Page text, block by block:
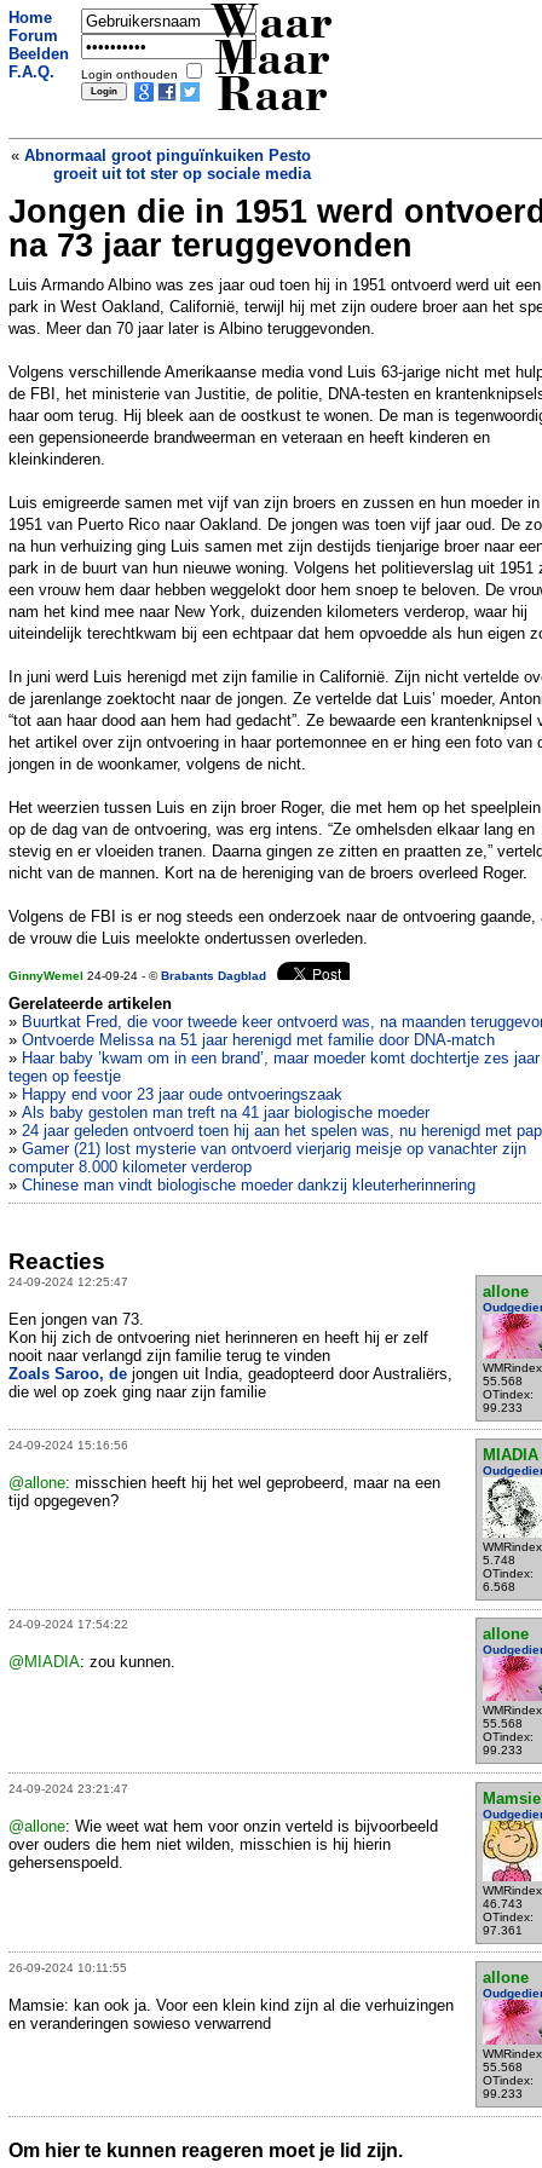
Home
Forum
Beelden
F.A.Q.
Login onthouden
Waar
Maar
Raar
« Abnormaal groot pinguïnkuiken Pesto
groeit uit tot ster op sociale media
Levende muis springt uit
vliegtuigmaaltijd, toestel moet direct
landen»
Jongen die in 1951 werd
na 73 jaar teruggevonden
Luis Armando Albino was zes jaar oud toen hij in 1951 ontvoerd werd uit een
park in West Oakland, Californië, terwijl hij met zijn oudere broer aan het
was. Meer dan 70 jaar later is Albino teruggevonden.
Volgens verschillende Amerikaanse media vond Luis 63-jarige nicht met
de FBI, het ministerie van Justitie, de politie, DNA-testen en
haar oom terug. Hij bleek aan de oostkust te wonen. De man is
een gepensioneerde brandweerman en veteraan en heeft kinderen en
kleinkinderen.
Luis emigreerde samen met vijf van zijn broers en zussen en hun moeder in
1951 van Puerto Rico naar Oakland. De jongen was toen vijf jaar oud. De
na hun verhuizing ging Luis samen met zijn destijds tienjarige broer naar
park in de buurt van hun nieuwe woning. Volgens het politieverslag uit 1951
een vrouw hem daar hebben weggelokt door hem snoep te beloven. De
nam het kind mee naar New York, duizenden kilometers verderop, waar hij
uiteindelijk terechtkwam bij een echtpaar dat hem opvoedde als hun eigen
In juni werd Luis herenigd met zijn familie in Californië. Zijn nicht vertelde
de jarenlange zoektocht naar de jongen. Ze vertelde dat Luis’ moeder,
“tot aan haar dood aan hem had gedacht”. Ze bewaarde een krantenknipsel
het artikel over zijn ontvoering in haar portemonnee en er hing een foto van
jongen in de woonkamer, volgens de nicht.
Het weerzien tussen Luis en zijn broer Roger, die met hem op het
op de dag van de ontvoering, was erg intens. “Ze omhelsden elkaar lang en
stevig en er vloeiden tranen. Daarna gingen ze zitten en praatten ze,”
nicht van de mannen. Kort na de hereniging van de broers overleed Roger.
Volgens de FBI is er nog steeds een onderzoek naar de ontvoering gaande,
de vrouw die Luis meelokte ondertussen overleden.
GinnyWemel 24-09-24 - ©Brabants Dagblad
Gerelateerde artikelen
» Buurtkat Fred, die voor tweede keer ontvoerd was, na maanden
» Ontvoerde Melissa na 51 jaar herenigd met familie door DNA-match
» Haar baby ’kwam om in een brand’, maar moeder komt dochtertje zes
tegen op feestje
» Happy end voor 23 jaar oude ontvoeringszaak
» Als baby gestolen man treft na 41 jaar biologische moeder
» 24 jaar geleden ontvoerd toen hij aan het spelen was, nu herenigd met
» Gamer (21) lost mysterie van ontvoerd vierjarig meisje op vanachter zijn
computer 8.000 kilometer verderop
» Chinese man vindt biologische moeder dankzij kleuterherinnering
Reacties
24-09-2024 12:25:47
allone
55.568
OTindex:
99.233
Een jongen van 73.
Kon hij zich de ontvoering niet herinneren en heeft hij er zelf
nooit naar verlangd zijn familie terug te vinden
Zoals Saroo, de jongen uit India, geadopteerd door Australiërs,
die wel op zoek ging naar zijn familie
24-09-2024 15:16:56
MIADIA
5.748
OTindex:
6.568
@allone: misschien heeft hij het wel geprobeerd, maar na een
tijd opgegeven?
24-09-2024 17:54:22
allone
55.568
OTindex:
99.233
@MIADIA: zou kunnen.
24-09-2024 23:21:47
Mamsie
46.743
OTindex:
97.361
@allone: Wie weet wat hem voor onzin verteld is bijvoorbeeld
over ouders die hem niet wilden, misschien is hij hierin
gehersenspoeld.
26-09-2024 10:11:55
allone
55.568
OTindex:
99.233
Mamsie: kan ook ja. Voor een klein kind zijn al die verhuizingen
en veranderingen sowieso verwarrend
Om hier te kunnen reageren moet je lid zijn.